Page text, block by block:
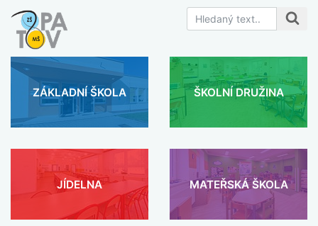
ZÁKLADNÍ ŠKOLA ŠKOLNÍ DRUŽINA
JÍDELNA MATEŘSKÁ ŠKOLA